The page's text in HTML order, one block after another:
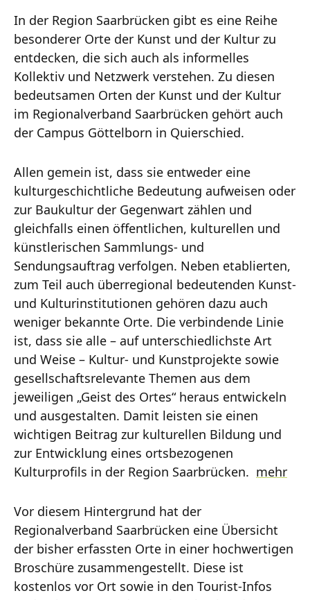
In der Region Saarbrücken gibt es eine Reihe
besonderer Orte der Kunst und der Kultur zu
entdecken, die sich auch als informelles
Kollektiv und Netzwerk verstehen. Zu diesen
bedeutsamen Orten der Kunst und der Kultur
im Regionalverband Saarbrücken gehört auch
der Campus Göttelborn in Quierschied.
Allen gemein ist, dass sie entweder eine
kulturgeschichtliche Bedeutung aufweisen oder
zur Baukultur der Gegenwart zählen und
gleichfalls einen öffentlichen, kulturellen und
künstlerischen Sammlungs- und
Sendungsauftrag verfolgen. Neben etablierten,
zum Teil auch überregional bedeutenden Kunst-
und Kulturinstitutionen gehören dazu auch
weniger bekannte Orte. Die verbindende Linie
ist, dass sie alle – auf unterschiedlichste Art
und Weise – Kultur- und Kunstprojekte sowie
gesellschaftsrelevante Themen aus dem
jeweiligen „Geist des Ortes“ heraus entwickeln
und ausgestalten. Damit leisten sie einen
wichtigen Beitrag zur kulturellen Bildung und
zur Entwicklung eines ortsbezogenen
Kulturprofils in der Region Saarbrücken. mehr
Vor diesem Hintergrund hat der
Regionalverband Saarbrücken eine Übersicht
der bisher erfassten Orte in einer hochwertigen
Broschüre zusammengestellt. Diese ist
kostenlos vor Ort sowie in den Tourist-Infos